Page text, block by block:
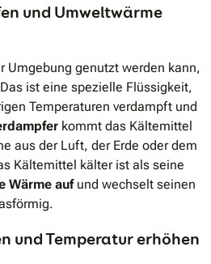
und Umweltwärme
Umgebung genutzt werden kann,
ist eine spezielle Flüssigkeit,
Temperaturen verdampft und
kommt das Kältemittel
aus der Luft, der Erde oder dem
Kältemittel kälter ist als seine
Wärme aufund wechselt seinen
und Temperatur erhöhen